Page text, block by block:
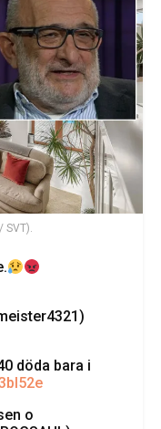
SVT).
döda bara i
o